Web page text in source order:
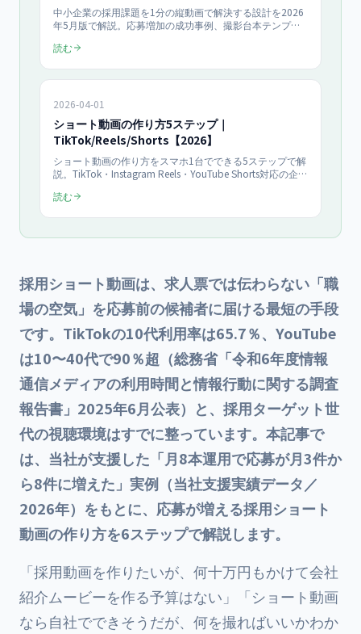
中小企業の採用課題を1分の縦動画で解決する設計を2026
年5月版で解説。応募増加の成功事例、撮影台本テンプレ
までまとめた採用担当者向け実務ガイド。
読む
2026-04-01
ショート動画の作り方5ステップ｜
TikTok/Reels/Shorts【2026】
ショート動画の作り方をスマホ1台でできる5ステップで解
説。TikTok・Instagram Reels・YouTube Shorts対応の企画
る構成テンプレートを2026年最新で網羅。初心者から法人
読む
採用ショート動画は、求人票では伝わらない「職
場の空気」を応募前の候補者に届ける最短の手段
です。TikTokの10代利用率は65.7％、YouTube
は10〜40代で90％超（総務省「令和6年度情報
通信メディアの利用時間と情報行動に関する調査
報告書」2025年6月公表）と、採用ターゲット世
代の視聴環境はすでに整っています。本記事で
は、当社が支援した「月8本運用で応募が月3件か
ら8件に増えた」実例（当社支援実績データ／
2026年）をもとに、応募が増える採用ショート
動画の作り方を6ステップで解説します。
「採用動画を作りたいが、何十万円もかけて会社
紹介ムービーを作る予算はない」「ショート動画
なら自社でできそうだが、何を撮ればいいかわか